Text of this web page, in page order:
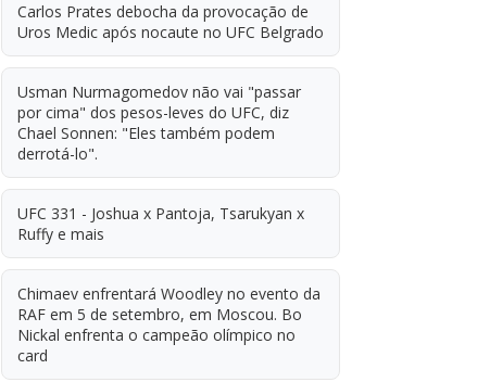
Carlos Prates debocha da provocação de
Uros Medic após nocaute no UFC Belgrado
Usman Nurmagomedov não vai "passar
por cima" dos pesos-leves do UFC, diz
Chael Sonnen: "Eles também podem
derrotá-lo".
UFC 331 - Joshua x Pantoja, Tsarukyan x
Ruffy e mais
Chimaev enfrentará Woodley no evento da
RAF em 5 de setembro, em Moscou. Bo
Nickal enfrenta o campeão olímpico no
card